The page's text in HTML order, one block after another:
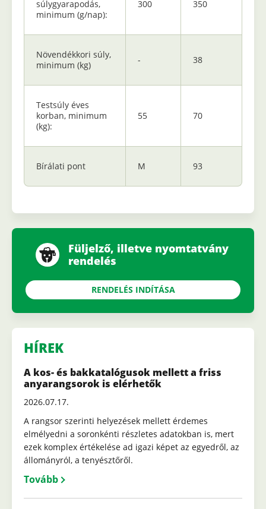
súlygyarapodás,
minimum (g/nap):
300 350
Növendékkori súly,
minimum (kg)
- 38
Testsúly éves
korban, minimum
(kg):
55 70
Bírálati pont M 93
Füljelző, illetve nyomtatvány
rendelés
RENDELÉS INDÍTÁSA
HÍREK
A kos- és bakkatalógusok mellett a friss
anyarangsorok is elérhetők
2026.07.17.
A rangsor szerinti helyezések mellett érdemes
elmélyedni a soronkénti részletes adatokban is, mert
ezek komplex értékelése ad igazi képet az egyedről, az
állományról, a tenyésztőről.
Tovább